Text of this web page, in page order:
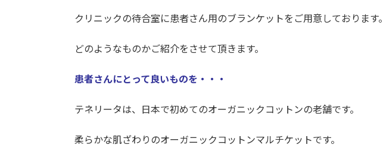
クリニックの待合室に患者さん用のブランケットをご用意しております。
どのようなものかご紹介をさせて頂きます。
患者さんにとって良いものを・・・
テネリータは、日本で初めてのオーガニックコットンの老舗です。
柔らかな肌ざわりのオーガニックコットンマルチケットです。